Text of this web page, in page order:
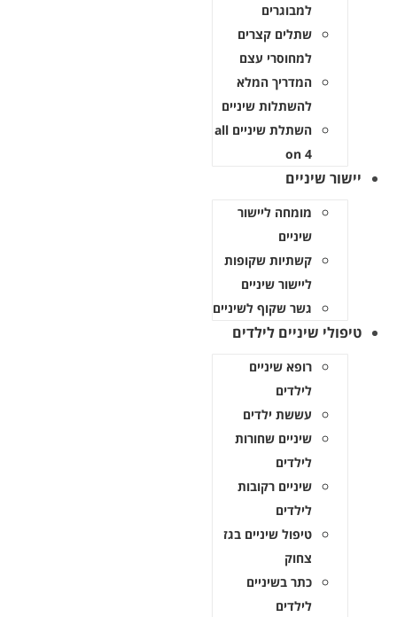
למבוגרים
שתלים קצרים
למחוסרי עצם
המדריך המלא
להשתלות שיניים
השתלת שיניים all
on 4
יישור שיניים
מומחה ליישור
שיניים
קשתיות שקופות
ליישור שיניים
גשר שקוף לשיניים
טיפולי שיניים לילדים
רופא שיניים
לילדים
עששת ילדים
שיניים שחורות
לילדים
שיניים רקובות
לילדים
טיפול שיניים בגז
צחוק
כתר בשיניים
לילדים